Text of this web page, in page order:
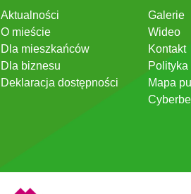
Aktualności
O mieście
Dla mieszkańców
Dla biznesu
Deklaracja dostępności
Galerie
Wideo
Kontakt
Mapa